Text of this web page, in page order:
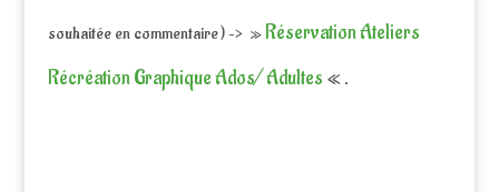
souhaitée en commentaire ) –> »Réservation Ateliers
Récréation Graphique Ados/ Adultes « .